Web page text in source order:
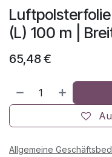
(L) 100 m |
65,48€
Allgemeine